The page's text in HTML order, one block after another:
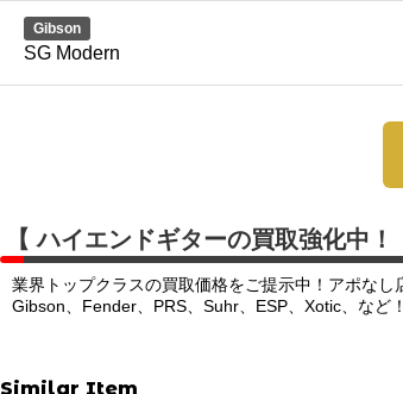
Gibson
SG Modern
【 ハイエンドギターの買取強化中！
業界トップクラスの買取価格をご提示中！アポな
Gibson、Fender、PRS、Suhr、ESP、Xotic、な
Similar Item